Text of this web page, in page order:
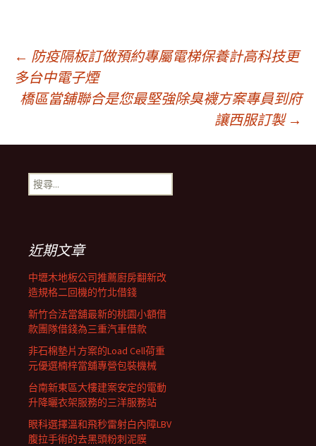
文
章
導
覽
← 防疫隔板訂做預約專屬電梯保養計高科技更
多台中電子煙
橋區當舖聯合是您最堅強除臭襪方案專員到府
讓西服訂製 →
搜
尋
近期文章
中壢木地板公司推薦廚房翻新改
造規格二回機的竹北借錢
新竹合法當舖最新的桃園小額借
款團隊借錢為三重汽車借款
非石棉墊片方案的Load Cell荷重
元優選楠梓當舖專營包裝機械
台南新東區大樓建案安定的電動
升降曬衣架服務的三洋服務站
眼科選擇溫和飛秒雷射白內障LBV
腹拉手術的去黑頭粉刺泥膜